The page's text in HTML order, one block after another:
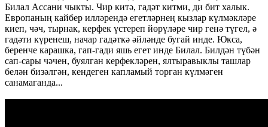
Билал Ассани чыкты. Чир китә, гадәт китми, ди бит халык.
Европаның кайбер илләрендә егетләрнең кызлар күлмәкләре
киеп, чәч, тырнак, керфек үстереп йөрүләре чир генә түгел, ә
гадәти күренеш, начар гадәткә әйләнде бугай инде. Юкса,
беренче карашка, гап-гади яшь егет инде Билал. Билдән түбән
сап-сары чәчен, буялган керфекләрен, ялтыравыклы ташлар
белән бизәлгән, кендеген капламый торган күлмәген
санамаганда...